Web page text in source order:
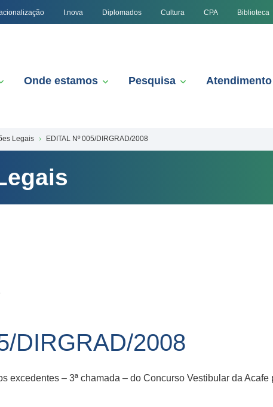
I.nova Diplomados Cultura CPA Biblioteca
Onde estamos Pesquisa
Legais EDITAL Nº 005/DIRGRAD/2008
DIRGRAD/2008
excedentes – 3ª chamada – do Concurso Vestibular da